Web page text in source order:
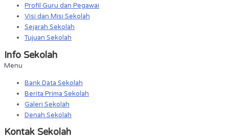
Profil Guru dan Pegawai
Visi dan Misi Sekolah
Sejarah Sekolah
Tujuan Sekolah
Info Sekolah
Menu
Bank Data Sekolah
Berita Prima Sekolah
Galeri Sekolah
Denah Sekolah
Kontak Sekolah